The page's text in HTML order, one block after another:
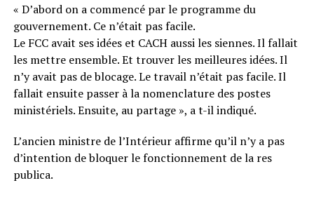
« D’abord on a commencé par le programme du
gouvernement. Ce n’était pas facile.
Le FCC avait ses idées et CACH aussi les siennes. Il fallait
les mettre ensemble. Et trouver les meilleures idées. Il
n’y avait pas de blocage. Le travail n’était pas facile. Il
fallait ensuite passer à la nomenclature des postes
ministériels. Ensuite, au partage », a t-il indiqué.
L’ancien ministre de l’Intérieur affirme qu’il n’y a pas
d’intention de bloquer le fonctionnement de la res
publica.